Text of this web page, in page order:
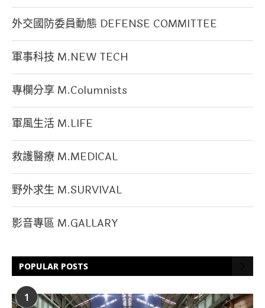
外交國防委員動態 DEFENSE COMMITTEE
軍事科技 M.NEW TECH
專欄分享 M.Columnists
軍風生活 M.LIFE
救護醫療 M.MEDICAL
野外求生 M.SURVIVAL
影音專區 M.GALLARY
POPULAR POSTS
1